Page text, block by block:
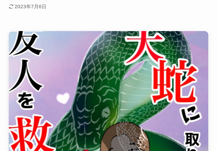
2023年7月6日